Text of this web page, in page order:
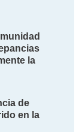
la
de
en la